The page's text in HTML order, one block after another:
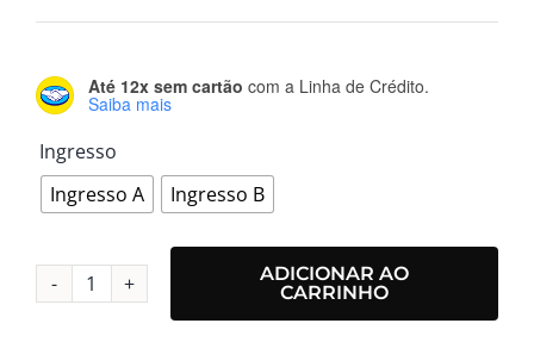
Até 12x sem cartão com a Linha de Crédito.
Saiba mais
Ingresso
Ingresso A Ingresso B
Convenção
ADICIONAR AO
CARRINHO